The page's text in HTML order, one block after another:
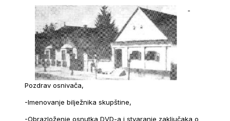
-
Pozdrav osnivača,
-Imenovanje bilježnika skupštine,
-Obrazloženje osnutka DVD-a i stvaranje zaključaka o